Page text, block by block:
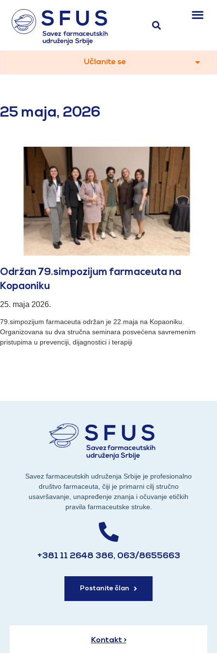
Učlanite se
25 maja, 2026
Održan 79.simpozijum farmaceuta na
Kopaoniku
25. maja 2026.
79.simpozijum farmaceuta održan je 22.maja na Kopaoniku.
Organizovana su dva stručna seminara posvećena savremenim
pristupima u prevenciji, dijagnostici i terapiji
Savez farmaceutskih udruženja Srbije je profesionalno
društvo farmaceuta, čiji je primarni cilj stručno
usavršavanje, unapređenje znanja i očuvanje etičkih
pravila farmaceutske struke.
+381 11 2648 386, 063/8655663
Postanite član
Kontakt >